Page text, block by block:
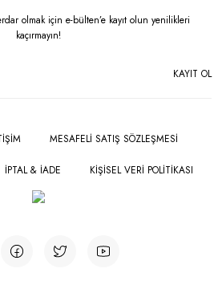
bulunuyor.
pahalı.
olmak için e-bülten’e kayıt olun yenilikleri
kaçırmayın!
KAYIT OL
MESAFELİ SATIŞ SÖZLEŞMESİ
İPTAL & İADE KİŞİSEL VERİ POLİTİKASI